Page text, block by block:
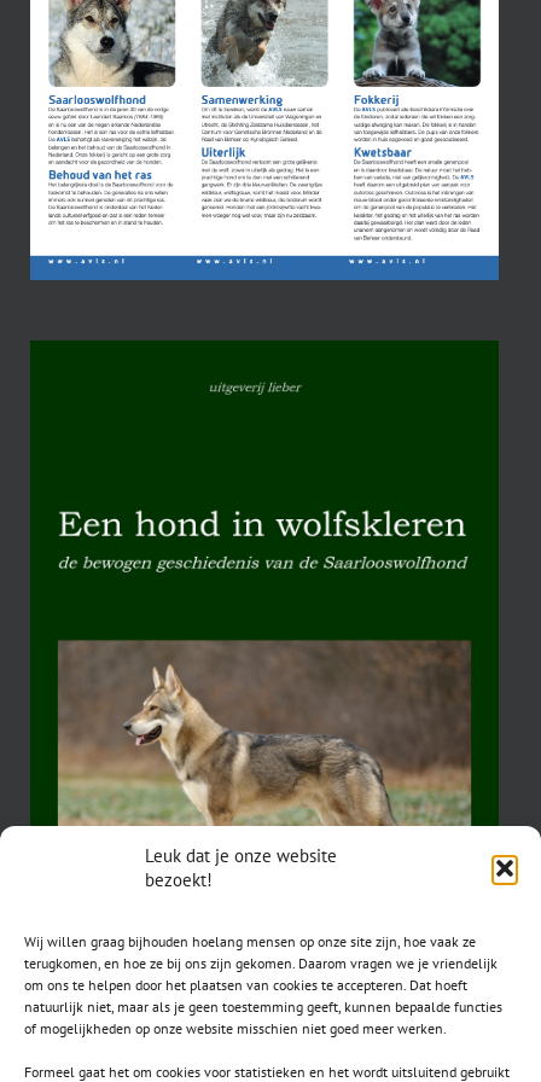
Leuk dat je onze website
bezoekt!
Wij willen graag bijhouden hoelang mensen op onze site zijn, hoe vaak ze
terugkomen, en hoe ze bij ons zijn gekomen. Daarom vragen we je vriendelijk
om ons te helpen door het plaatsen van cookies te accepteren. Dat hoeft
natuurlijk niet, maar als je geen toestemming geeft, kunnen bepaalde functies
of mogelijkheden op onze website misschien niet goed meer werken.
Formeel gaat het om cookies voor statistieken en het wordt uitsluitend gebruikt